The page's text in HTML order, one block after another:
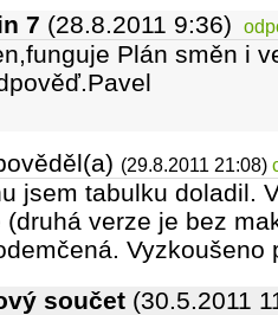
7 (28.8.2011 9:36)
Plán směn i
(29.8.2011 21:08)
jsem tabulku doladil.
(druhá verze je bez
Vyzkoušeno
součet (30.5.2011